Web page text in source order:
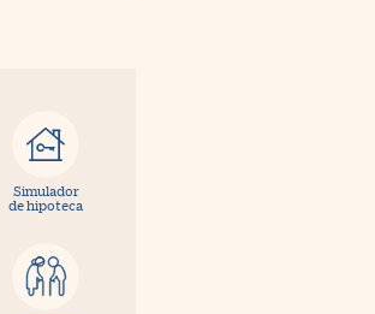
Simulador
de hipoteca